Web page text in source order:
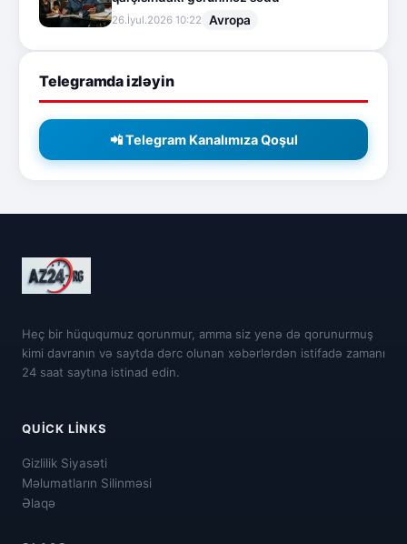
26.İyul.2026 10:22 Avropa
Telegramda izləyin
📲 Telegram Kanalımıza Qoşul
Heç bir hüququmuz qorunmur, amma siz yenə də qorunurmuş
kimi davranın və saytda dərc olunan xəbərlərdən istifadə zamanı
24 saat saytına istinad edin.
QUICK LINKS
Gizlilik Siyasəti
Məlumatların Silinməsi
Əlaqə